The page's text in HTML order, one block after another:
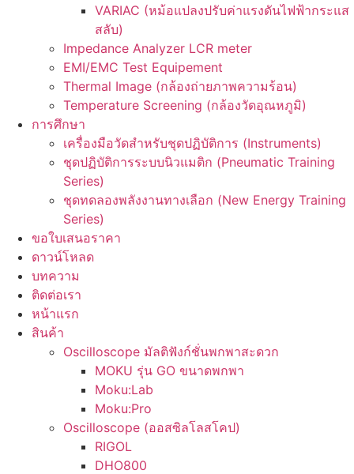
VARIAC (หม้อแปลงปรับค่าแรงดันไฟฟ้ากระแส
สลับ)
Impedance Analyzer LCR meter
EMI/EMC Test Equipement
Thermal Image (กล้องถ่ายภาพความร้อน)
Temperature Screening (กล้องวัดอุณหภูมิ)
การศึกษา
เครื่องมือวัดสำหรับชุดปฏิบัติการ (Instruments)
ชุดปฏิบัติการระบบนิวแมติก (Pneumatic Training
Series)
ชุดทดลองพลังงานทางเลือก (New Energy Training
Series)
ขอใบเสนอราคา
ดาวน์โหลด
บทความ
ติดต่อเรา
หน้าแรก
สินค้า
Oscilloscope มัลติฟังก์ชั่นพกพาสะดวก
MOKU รุ่น GO ขนาดพกพา
Moku:Lab
Moku:Pro
Oscilloscope (ออสซิลโลสโคป)
RIGOL
DHO800